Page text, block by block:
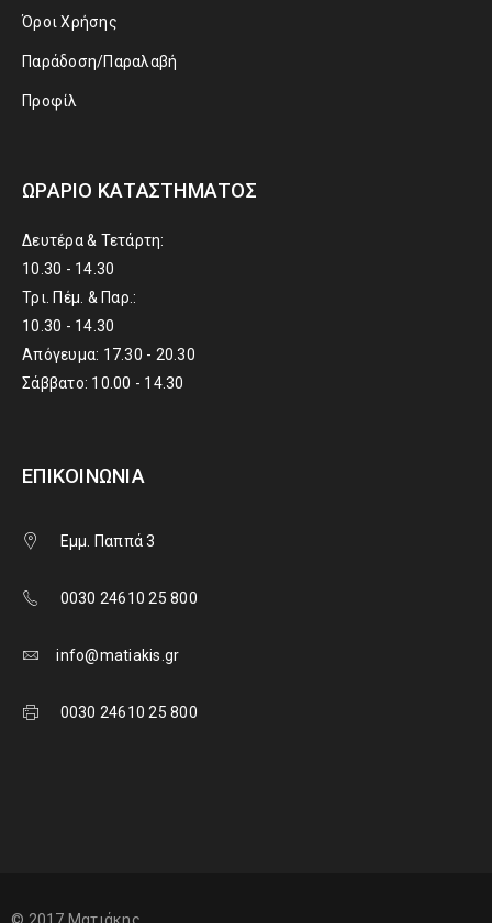
Όροι Χρήσης
Παράδοση/Παραλαβή
Προφίλ
ΩΡΆΡΙΟ ΚΑΤΑΣΤΉΜΑΤΟΣ
Δευτέρα & Τετάρτη:
10.30 - 14.30
Τρι. Πέμ. & Παρ.:
10.30 - 14.30
Απόγευμα: 17.30 - 20.30
Σάββατο: 10.00 - 14.30
ΕΠΙΚΟΙΝΩΝΊΑ
Εμμ. Παππά 3
0030 24610 25 800
info@matiakis.gr
0030 24610 25 800